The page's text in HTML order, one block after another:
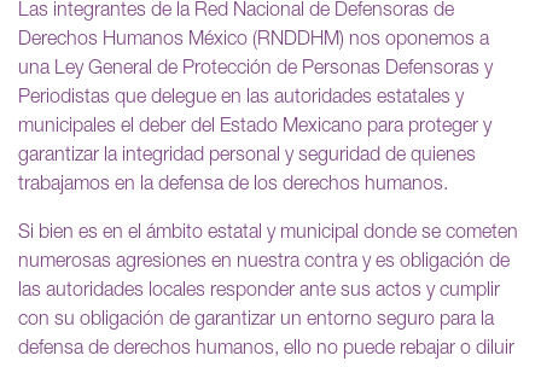
Las integrantes de la Red Nacional de Defensoras de
Derechos Humanos México (RNDDHM) nos oponemos a
una Ley General de Protección de Personas Defensoras y
Periodistas que delegue en las autoridades estatales y
municipales el deber del Estado Mexicano para proteger y
garantizar la integridad personal y seguridad de quienes
trabajamos en la defensa de los derechos humanos.
Si bien es en el ámbito estatal y municipal donde se cometen
numerosas agresiones en nuestra contra y es obligación de
las autoridades locales responder ante sus actos y cumplir
con su obligación de garantizar un entorno seguro para la
defensa de derechos humanos, ello no puede rebajar o diluir